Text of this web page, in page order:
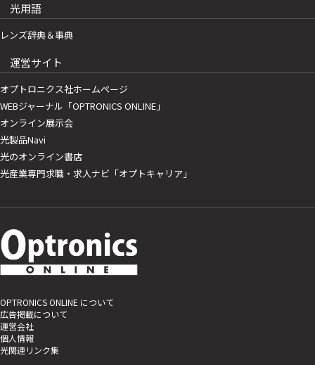
光用語
レンズ辞典＆事典
運営サイト
オプトロニクス社ホームページ
WEBジャーナル「OPTRONICS ONLINE」
オンライン展示会
光製品Navi
光のオンライン書店
光産業専門求職・求人ナビ「オプトキャリア」
OPTRONICS ONLINE について
広告掲載について
運営会社
個人情報
光関連リンク集